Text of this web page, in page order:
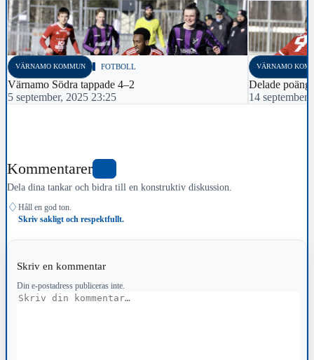
VÄRNAMO KOMMUN FOTBOLL
Värnamo Södra tappade 4–2
5 september, 2025 23:25
VÄRNAMO
Delade
14
Kommentarer
Dela dina tankar och bidra till en konstruktiv diskussion.
♢ Håll en god ton.
Skriv sakligt och respektfullt.
Skriv en kommentar
Din e-postadress publiceras inte.
Kommentar